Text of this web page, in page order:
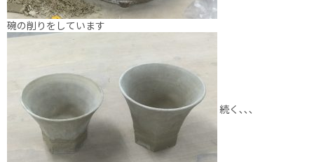
碗の削りをしています
続く､､､